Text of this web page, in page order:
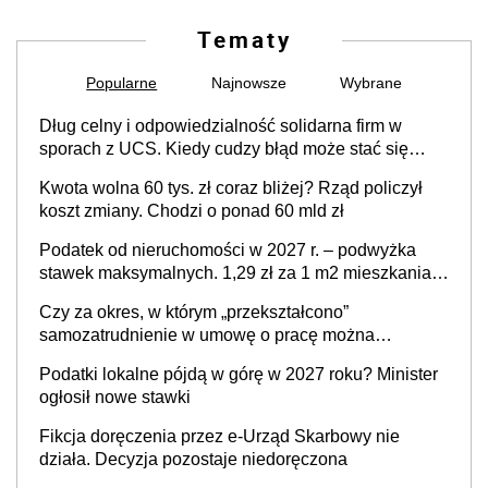
Tematy
Popularne Najnowsze Wybrane
Dług celny i odpowiedzialność solidarna firm w
sporach z UCS. Kiedy cudzy błąd może stać się
Kwota wolna 60 tys. zł coraz bliżej? Rząd policzył
koszt zmiany. Chodzi o ponad 60 mld zł
Podatek od nieruchomości w 2027 r. – podwyżka
stawek maksymalnych. 1,29 zł za 1 m2 mieszkania,
prowadzeniem działalności gospodarczej
Czy za okres, w którym „przekształcono”
samozatrudnienie w umowę o pracę można
cywilnoprawnej jedynym racjonalnym wyjściem
Podatki lokalne pójdą w górę w 2027 roku? Minister
ogłosił nowe stawki
Fikcja doręczenia przez e-Urząd Skarbowy nie
działa. Decyzja pozostaje niedoręczona